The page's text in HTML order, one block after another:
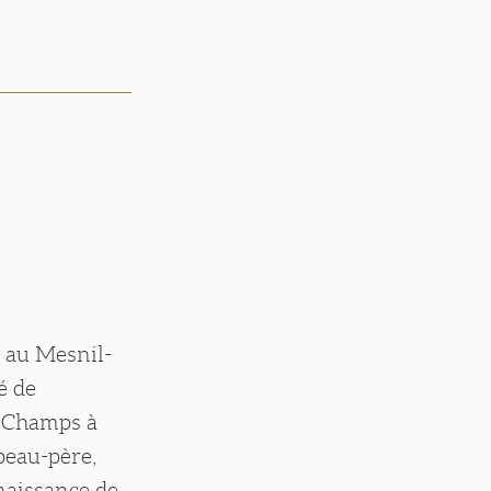
au Mesnil-
de
à
père,